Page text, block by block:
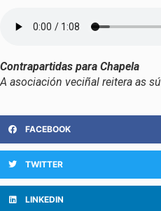
Contrapartidas para Chapela
A asociación veciñal reitera as
FACEBOOK
TWITTER
LINKEDIN